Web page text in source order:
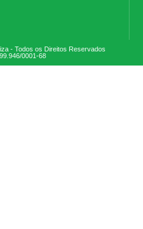
- Todos os Direitos Reservados
0001-68